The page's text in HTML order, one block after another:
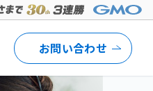
お問い合わせ